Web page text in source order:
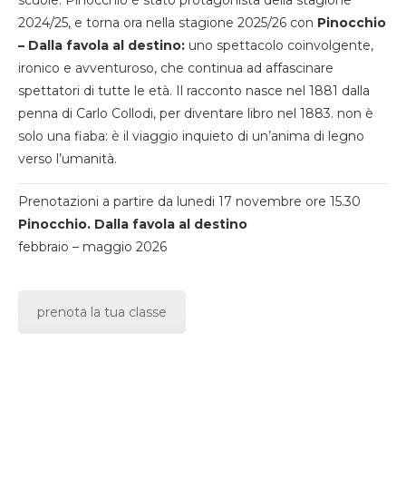
2024/25, e torna ora nella stagione 2025/26 con Pinocchio
– Dalla favola al destino: uno spettacolo coinvolgente,
ironico e avventuroso, che continua ad affascinare
spettatori di tutte le età. Il racconto nasce nel 1881 dalla
penna di Carlo Collodi, per diventare libro nel 1883. non è
solo una fiaba: è il viaggio inquieto di un’anima di legno
verso l’umanità.
Prenotazioni a partire da lunedi 17 novembre ore 15.30
Pinocchio. Dalla favola al destino
febbraio – maggio 2026
prenota la tua classe